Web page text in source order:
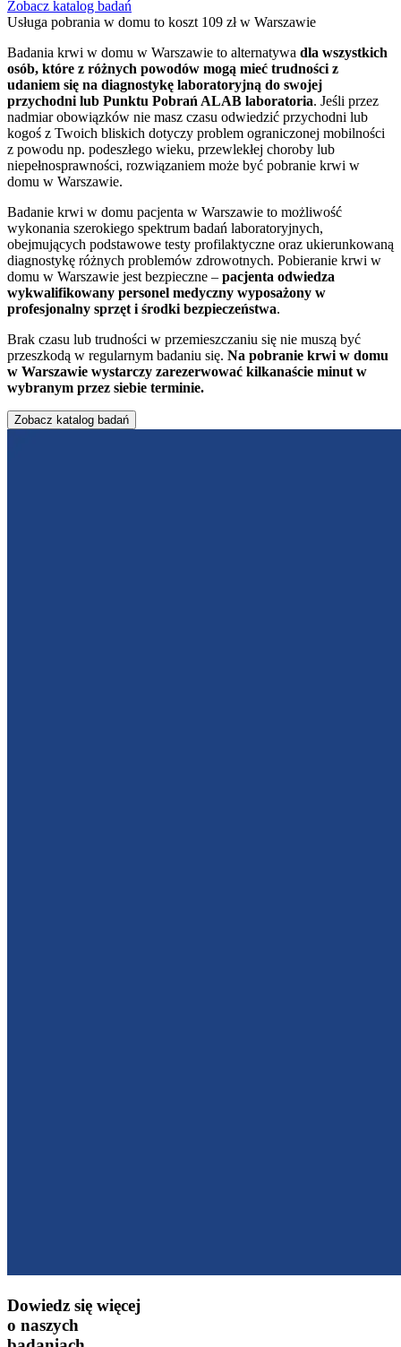
Zobacz katalog badań
Usługa pobrania w domu to koszt 109 zł w Warszawie
Badania krwi w domu w Warszawie to alternatywa dla wszystkich
osób, które z różnych powodów mogą mieć trudności z
udaniem się na diagnostykę laboratoryjną do swojej
przychodni lub Punktu Pobrań ALAB laboratoria. Jeśli przez
nadmiar obowiązków nie masz czasu odwiedzić przychodni lub
kogoś z Twoich bliskich dotyczy problem ograniczonej mobilności
z powodu np. podeszłego wieku, przewlekłej choroby lub
niepełnosprawności, rozwiązaniem może być pobranie krwi w
domu w Warszawie.
Badanie krwi w domu pacjenta w Warszawie to możliwość
wykonania szerokiego spektrum badań laboratoryjnych,
obejmujących podstawowe testy profilaktyczne oraz ukierunkowaną
diagnostykę różnych problemów zdrowotnych. Pobieranie krwi w
domu w Warszawie jest bezpieczne – pacjenta odwiedza
wykwalifikowany personel medyczny wyposażony w
profesjonalny sprzęt i środki bezpieczeństwa.
Brak czasu lub trudności w przemieszczaniu się nie muszą być
przeszkodą w regularnym badaniu się. Na pobranie krwi w domu
w Warszawie wystarczy zarezerwować kilkanaście minut w
wybranym przez siebie terminie.
Zobacz katalog badań
Dowiedz się więcej
o naszych